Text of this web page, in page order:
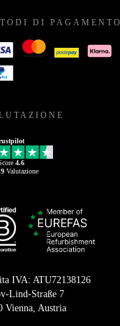
DI PAGAMENTO
4.6
Valutazione
IVA: ATU72138126
Lind-Straße 7
Vienna, Austria